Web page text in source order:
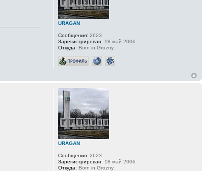
URAGAN
Сообщения: 2623
Зарегистрирован: 18 май 2006
Откуда: Born in Grozny
URAGAN
Сообщения: 2623
Зарегистрирован: 18 май 2006
Откуда: Born in Grozny